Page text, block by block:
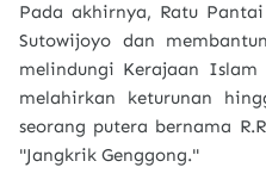
Pada akhirnya, Ratu
Sutowijoyo dan
melindungi Kerajaan Islam
melahirkan keturunan
seorang putera bernama
"Jangkrik Genggong."